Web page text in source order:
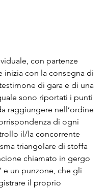
con partenze
inizia con la consegna di
di gara e di una
sono riportati i punti
raggiungere nell’ordine
di ogni
il/la concorrente
triangolare di stoffa
chiamato in gergo
e un punzone, che gli
il proprio